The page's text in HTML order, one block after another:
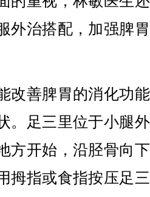
外治搭配，加强脾
善脾胃的消化功
。足三里位于小腿
方开始，沿胫骨向
拇指或食指按压足